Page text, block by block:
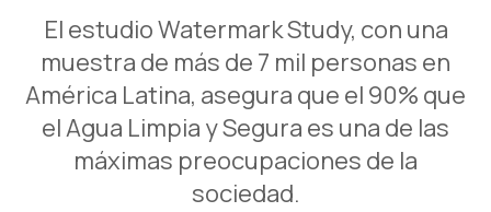
El estudio Watermark Study, con una
muestra de más de 7 mil personas en
América Latina, asegura que el 90% que
el Agua Limpia y Segura es una de las
máximas preocupaciones de la
sociedad.